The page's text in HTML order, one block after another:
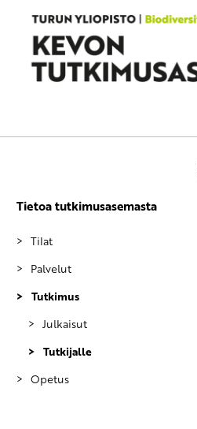
Tietoa tutkimusasemasta
Tilat
Palvelut
Tutkimus
Julkaisut
Tutkijalle
Opetus